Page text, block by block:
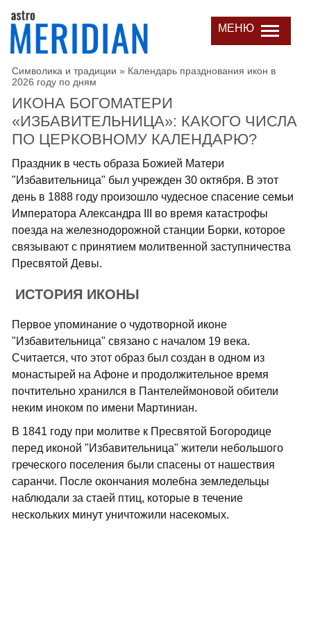
МЕНЮ
Символика и традиции » Календарь празднования икон в
2026 году по дням
ИКОНА БОГОМАТЕРИ
«ИЗБАВИТЕЛЬНИЦА»: КАКОГО ЧИСЛА
ПО ЦЕРКОВНОМУ КАЛЕНДАРЮ?
Праздник в честь образа Божией Матери
"Избавительница" был учрежден 30 октября. В этот
день в 1888 году произошло чудесное спасение семьи
Императора Александра III во время катастрофы
поезда на железнодорожной станции Борки, которое
связывают с принятием молитвенной заступничества
Пресвятой Девы.
ИСТОРИЯ ИКОНЫ
Первое упоминание о чудотворной иконе
"Избавительница" связано с началом 19 века.
Считается, что этот образ был создан в одном из
монастырей на Афоне и продолжительное время
почтительно хранился в Пантелеймоновой обители
неким иноком по имени Мартиниан.
В 1841 году при молитве к Пресвятой Богородице
перед иконой "Избавительница" жители небольшого
греческого поселения были спасены от нашествия
саранчи. После окончания молебна земледельцы
наблюдали за стаей птиц, которые в течение
нескольких минут уничтожили насекомых.